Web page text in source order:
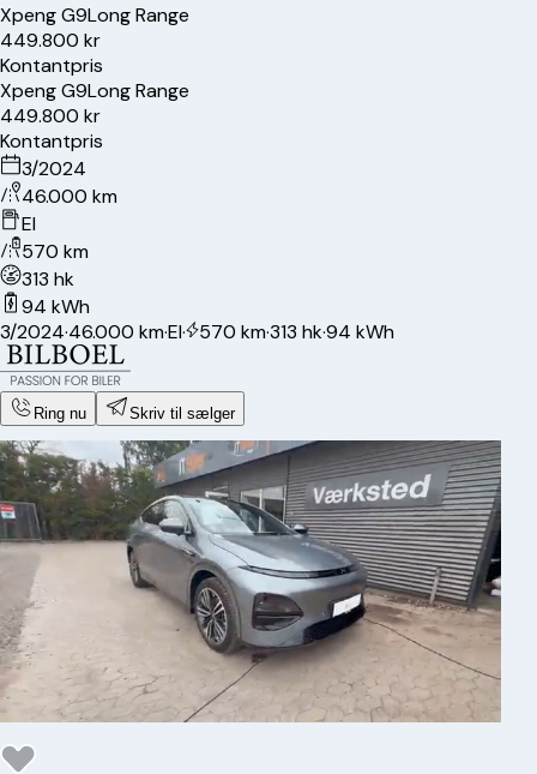
XpengG9Long Range
449.800 kr
Kontantpris
XpengG9Long Range
449.800 kr
Kontantpris
3/2024
46.000 km
El
570 km
313 hk
94 kWh
3/2024·46.000 km·El· 570 km·313 hk·94 kWh
Ring nu Skriv til sælger